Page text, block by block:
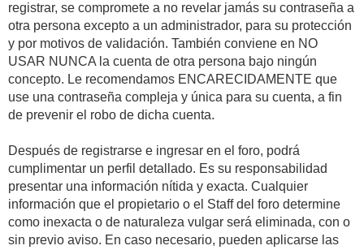
registrar, se compromete a no revelar jamás su contraseña a
otra persona excepto a un administrador, para su protección
y por motivos de validación. También conviene en NO
USAR NUNCA la cuenta de otra persona bajo ningún
concepto. Le recomendamos ENCARECIDAMENTE que
use una contraseña compleja y única para su cuenta, a fin
de prevenir el robo de dicha cuenta.
Después de registrarse e ingresar en el foro, podrá
cumplimentar un perfil detallado. Es su responsabilidad
presentar una información nítida y exacta. Cualquier
información que el propietario o el Staff del foro determine
como inexacta o de naturaleza vulgar será eliminada, con o
sin previo aviso. En caso necesario, pueden aplicarse las